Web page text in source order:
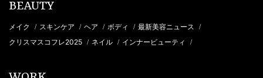
BEAUTY
メイク / スキンケア / ヘア / ボディ / 最新美容ニュース /
クリスマスコフレ2025 / ネイル / インナービューティ /